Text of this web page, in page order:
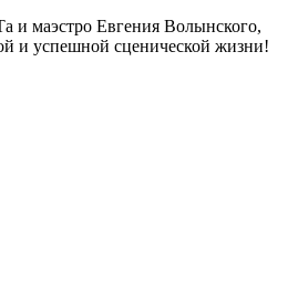
и маэстро Евгения Волынского,
и успешной сценической жизни!